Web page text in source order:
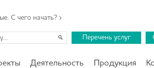
С чего начать? ›
Перечень услуг
Деятельность Продукция